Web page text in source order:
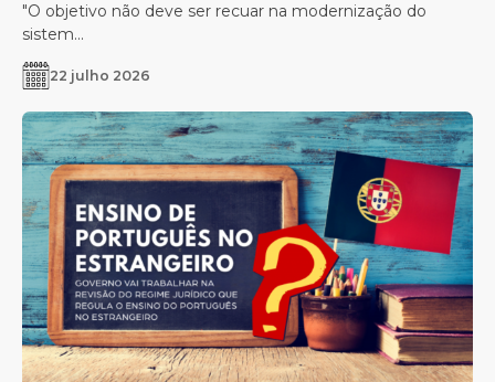
"O objetivo não deve ser recuar na modernização do
sistem...
22 julho 2026